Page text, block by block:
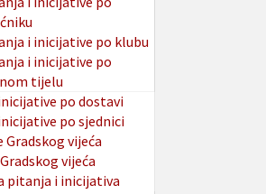
i inicijative po klubu
i inicijative po
tijelu
po dostavi
po sjednici
vijeća
vijeća
pitanja i inicijativa